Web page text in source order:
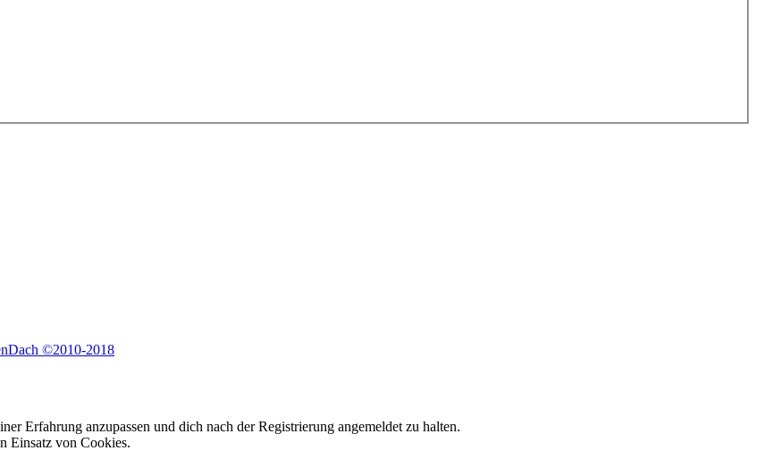
©2010-2018
Erfahrung anzupassen und dich nach der Registrierung angemeldet zu halten.
Einsatz von Cookies.